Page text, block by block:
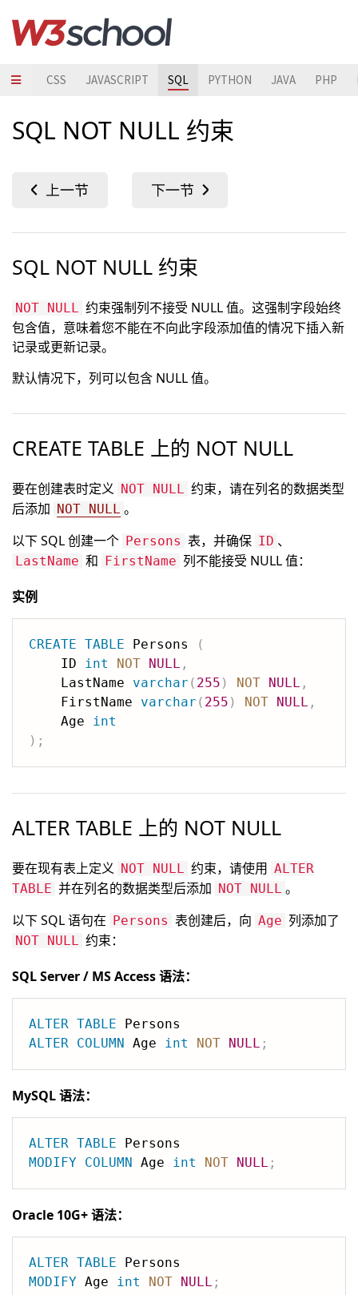
CSS JAVASCRIPT SQL PYTHON JAVA PHP
SQL NOT NULL 约束
SQL NOT NULL 约束
NOT NULL 约束强制列不接受 NULL 值。这强制字段始终
包含值，意味着您不能在不向此字段添加值的情况下插入新
记录或更新记录。
默认情况下，列可以包含 NULL 值。
CREATE TABLE 上的 NOT NULL
要在创建表时定义 NOT NULL 约束，请在列名的数据类型
后添加 NOT NULL 。
以下 SQL 创建一个 Persons 表，并确保 ID 、
LastName 和 FirstName 列不能接受 NULL 值：
实例
CREATE TABLE Persons
(
    ID
int NOT NULL ,
    LastName
varchar ( 255 ) NOT NULL ,
    FirstName
varchar ( 255 ) NOT NULL ,
    Age
int
) ;
ALTER TABLE 上的 NOT NULL
要在现有表上定义 NOT NULL 约束，请使用 ALTER
TABLE 并在列名的数据类型后添加 NOT NULL 。
以下 SQL 语句在 Persons 表创建后，向 Age 列添加了
NOT NULL 约束：
SQL Server / MS Access 语法：
ALTER TABLE
ALTER COLUMN Age int NOT NULL ;
MySQL 语法：
ALTER TABLE
MODIFY COLUMN Age int NOT NULL ;
Oracle 10G+ 语法：
ALTER TABLE
MODIFY Age int NOT NULL ;